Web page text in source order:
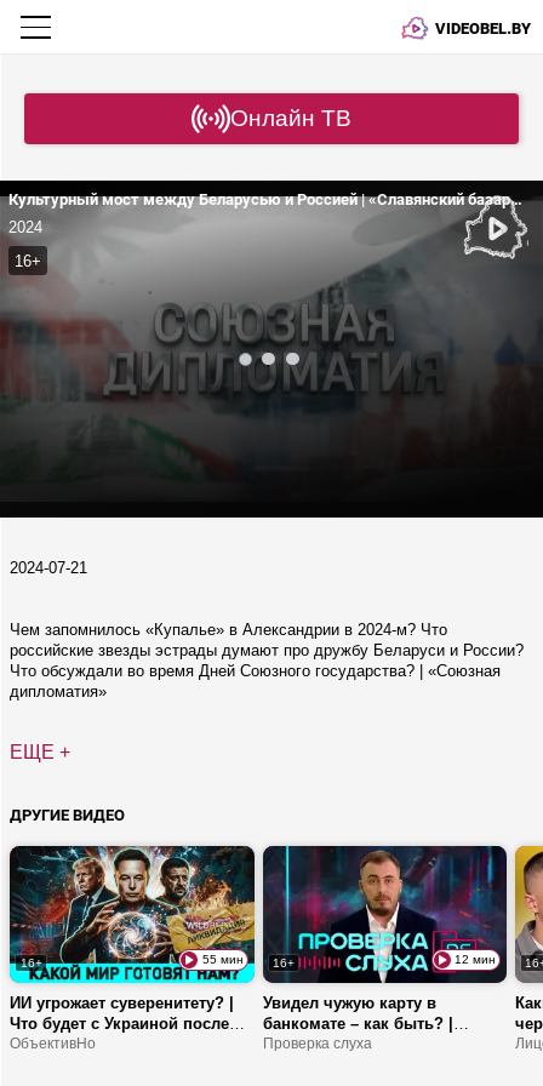
VIDEOBEL.BY
Онлайн ТВ
Культурный мост между Беларусью и Россией | «Славянский базар» и «Купалье» объединили народы! | Лукашенко вручил премии СГ
2024
16+
2024-07-21
Чем запомнилось «Купалье» в Александрии в 2024-м? Что
российские звезды эстрады думают про дружбу Беларуси и России?
Что обсуждали во время Дней Союзного государства? | «Союзная
дипломатия»
ЕЩЕ +
ДРУГИЕ ВИДЕО
16+ 55 мин
ИИ угрожает суверенитету? |
Что будет с Украиной после
СВО? | Почему Испанию
ОбъективНо
16+ 12 мин
Увидел чужую карту в
банкомате – как быть? |
Аферисты прикидываются
Проверка слуха